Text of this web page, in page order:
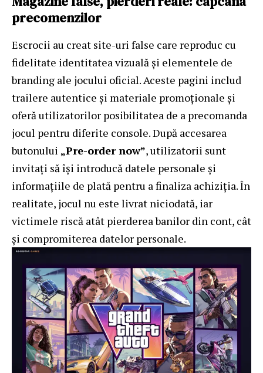
precomenzilor
Escrocii au creat site-uri false care reproduc cu
fidelitate identitatea vizuală și elementele de
branding ale jocului oficial. Aceste pagini includ
trailere autentice și materiale promoționale și
oferă utilizatorilor posibilitatea de a precomanda
jocul pentru diferite console. După accesarea
butonului „Pre-order now”, utilizatorii sunt
invitați să își introducă datele personale și
informațiile de plată pentru a finaliza achiziția. În
realitate, jocul nu este livrat niciodată, iar
victimele riscă atât pierderea banilor din cont, cât
și compromiterea datelor personale.